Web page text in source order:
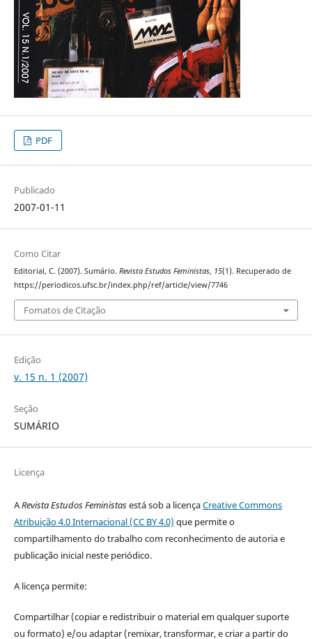
PDF
Publicado
2007-01-11
Como Citar
Editorial, C. (2007). Sumário. Revista Estudos Feministas, 15(1). Recuperado de
https://periodicos.ufsc.br/index.php/ref/article/view/7746
Fomatos de Citação
Edição
v. 15 n. 1 (2007)
Seção
SUMÁRIO
Licença
ARevista Estudos Feministasestá sob a licençaCreative Commons
Atribuição 4.0 Internacional (CC BY 4.0) que permite o
compartilhamento do trabalho com reconhecimento de autoria e
publicação inicial neste periódico.
A licença permite:
Compartilhar (copiar e redistribuir o material em qualquer suporte
ou formato) e/ou adaptar (remixar, transformar, e criar a partir do